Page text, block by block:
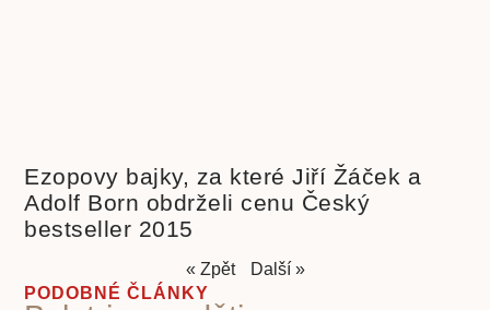
Ezopovy bajky, za které Jiří Žáček a
Adolf Born obdrželi cenu Český
bestseller 2015
« Zpět
Další »
PODOBNÉ ČLÁNKY